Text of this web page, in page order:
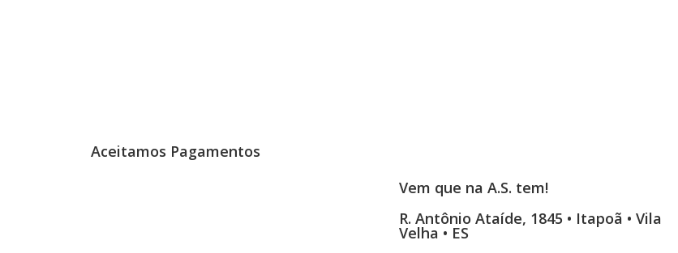
Aceitamos Pagamentos
Vem que na A.S. tem!
R. Antônio Ataíde, 1845 • Itapoã • Vila
Velha • ES